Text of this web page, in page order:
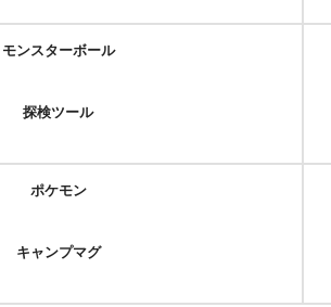
モンスターボール
探検ツール
ポケモン
キャンプマグ